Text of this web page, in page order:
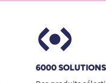
6000